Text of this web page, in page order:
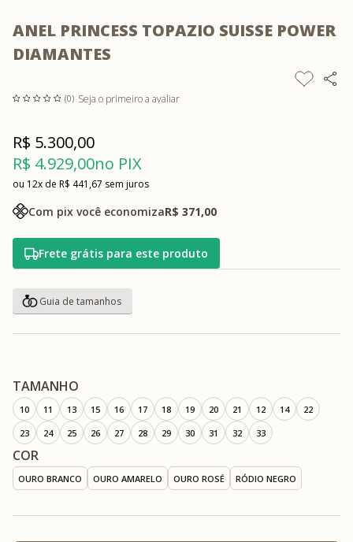
ANEL PRINCESS TOPAZIO SUISSE POWER
DIAMANTES
(0) Seja o primeiro a avaliar
R$ 4.929,00no PIX
R$ 5.300,00
12x R$ 441,67 sem juros
Com pix você economizaR$ 371,00
Frete grátis para este produto
TAMANHO
10 11 13 15 16 17 18 19 20 21 12 14
22
23
24 25 26 27 28 29 30 31 32 33
COR
OURO BRANCO OURO AMARELO OURO ROSÉ RÓDIO NEGRO